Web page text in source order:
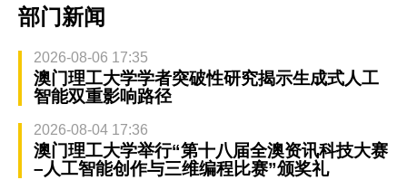
部门新闻
2026-08-06 17:35
澳门理工大学学者突破性研究揭示生成式人工
智能双重影响路径
2026-08-04 17:36
澳门理工大学举行“第十八届全澳资讯科技大赛
–人工智能创作与三维编程比赛”颁奖礼